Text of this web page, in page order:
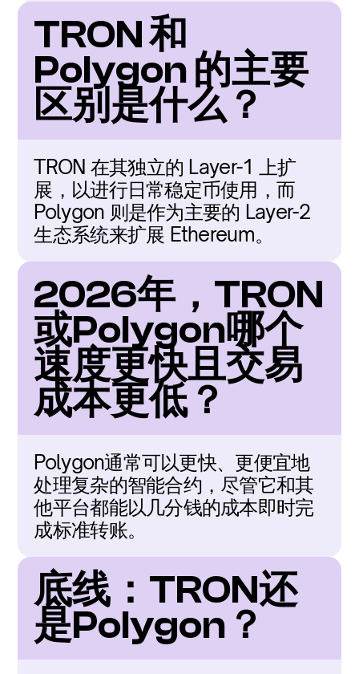
TRON 和
Polygon 的主要
区别是什么？
TRON 在其独立的 Layer-1 上扩
展，以进行日常稳定币使用，而
Polygon 则是作为主要的 Layer-2
生态系统来扩展 Ethereum。
2026年，TRON
或Polygon哪个
速度更快且交易
成本更低？
Polygon通常可以更快、更便宜地
处理复杂的智能合约，尽管它和其
他平台都能以几分钱的成本即时完
成标准转账。
底线：TRON还
是Polygon？